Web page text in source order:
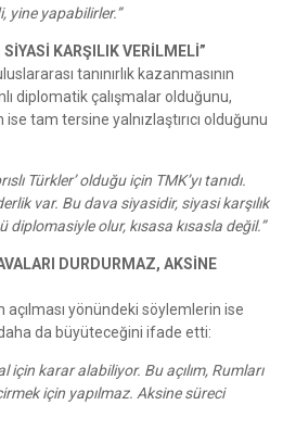
yine yapabilirler.”
SİYASİ KARŞILIK VERİLMELİ”
tanınırlık kazanmasının
diplomatik çalışmalar olduğunu,
ise tam tersine yalnızlaştırıcı olduğunu
Türkler’ olduğu için TMK’yı tanıdı.
var. Bu dava siyasidir, siyasi karşılık
olur, kısasa kısasla değil.”
DURDURMAZ, AKSİNE
açılması yönündeki söylemlerin ise
da büyüteceğini ifade etti:
için karar alabiliyor. Bu açılım, Rumları
için yapılmaz. Aksine süreci